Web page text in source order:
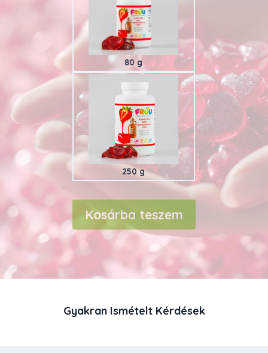
80 g
250 g
Kosárba teszem
Gyakran Ismételt Kérdések